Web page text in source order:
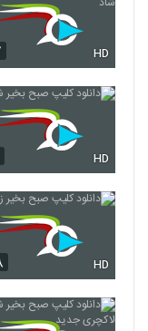
HD
HD
HD